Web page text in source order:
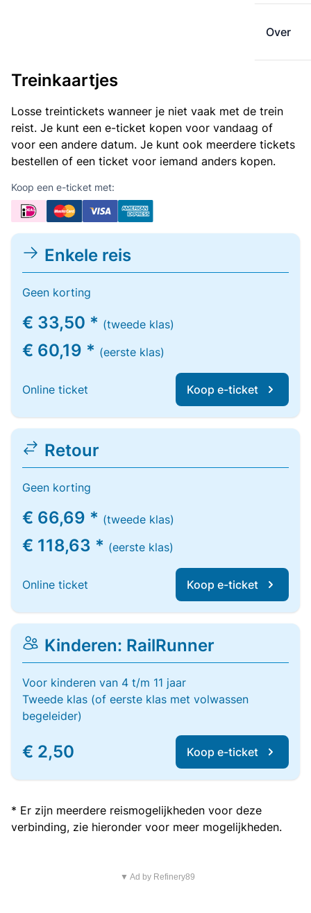
Over
Treinkaartjes
Losse treintickets wanneer je niet vaak met de trein
reist. Je kunt een e-ticket kopen voor vandaag of
voor een andere datum. Je kunt ook meerdere tickets
bestellen of een ticket voor iemand anders kopen.
Koop een e-ticket met:
Enkele reis
Geen korting
€ 33,50 * (tweede klas)
€ 60,19 * (eerste klas)
Online ticket Koop e-ticket
Retour
Geen korting
€ 66,69 * (tweede klas)
€ 118,63 * (eerste klas)
Online ticket Koop e-ticket
Kinderen: RailRunner
Voor kinderen van 4 t/m 11 jaar
Tweede klas (of eerste klas met volwassen
begeleider)
€ 2,50 Koop e-ticket
* Er zijn meerdere reismogelijkheden voor deze
verbinding, zie hieronder voor meer mogelijkheden.
▼ Ad by Refinery89